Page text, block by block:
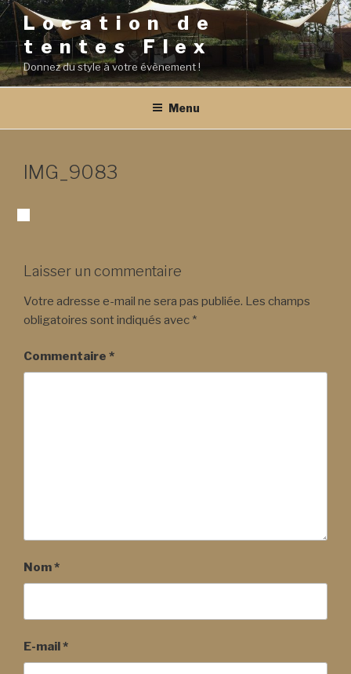
Aller
contenu
principal
Location de
tentes Flex
Donnez du style à votre évènement !
Menu
IMG_9083
Laisser un commentaire
Votre adresse e-mail ne sera pas publiée. Les champs
obligatoires sont indiqués avec *
Commentaire *
Nom*
E-mail*